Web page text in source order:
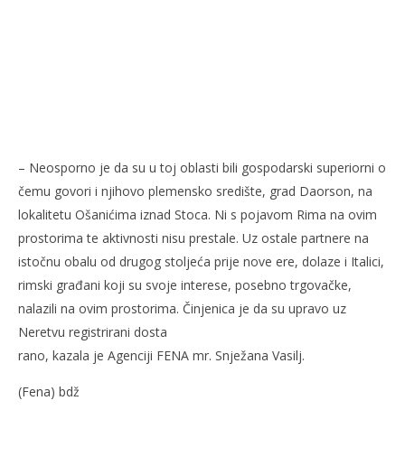
– Neosporno je da su u toj oblasti bili gospodarski superiorni o
čemu govori i njihovo plemensko središte, grad Daorson, na
lokalitetu Ošanićima iznad Stoca. Ni s pojavom Rima na ovim
prostorima te aktivnosti nisu prestale. Uz ostale partnere na
istočnu obalu od drugog stoljeća prije nove ere, dolaze i Italici,
rimski građani koji su svoje interese, posebno trgovačke,
nalazili na ovim prostorima. Činjenica je da su upravo uz
Neretvu registrirani dosta
rano, kazala je Agenciji FENA mr. Snježana Vasilj.
(Fena) bdž